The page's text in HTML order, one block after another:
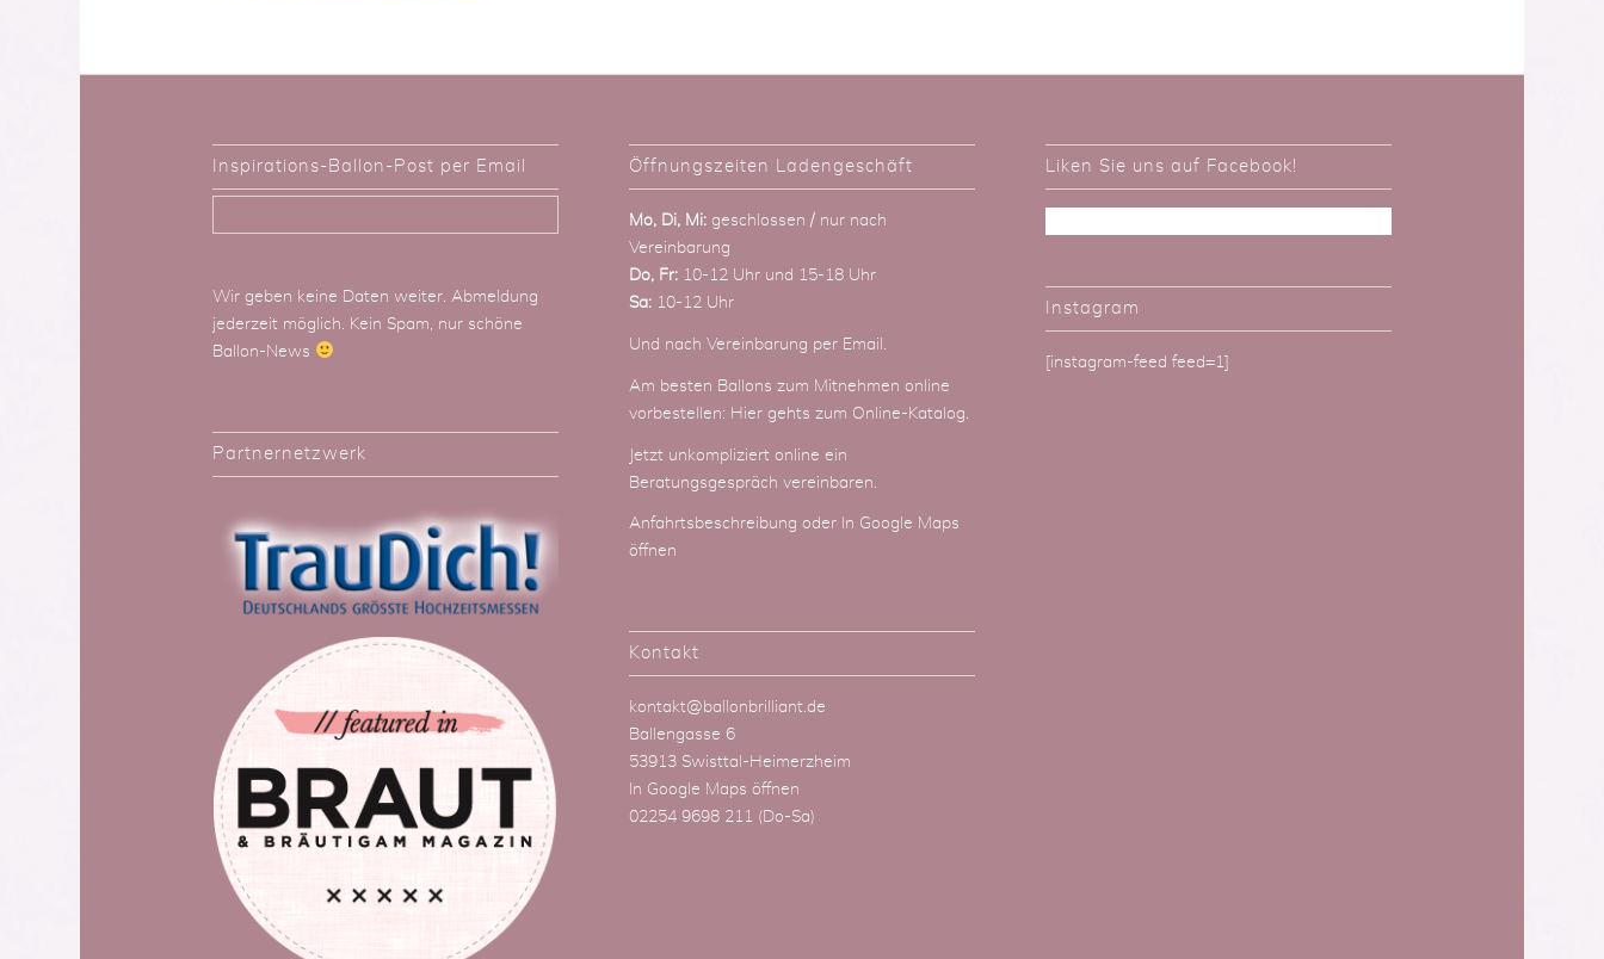
Inspirations-Ballon-Post per Email
Wir geben keine Daten weiter. Abmeldung
jederzeit möglich. Kein Spam, nur schöne
Ballon-News
Partnernetzwerk
Öffnungszeiten Ladengeschäft
Mo, Di, Mi:geschlossen / nur nach
Vereinbarung
Do, Fr:10-12 Uhr und 15-18 Uhr
Sa:10-12 Uhr
Und nach Vereinbarung per Email
Am besten Ballons zum Mitnehmen online
vorbestellen: Hier gehts zum Online-Katalog
Jetzt unkompliziert online ein
Beratungsgespräch vereinbaren.
Anfahrtsbeschreibung oder In Google Maps
öffnen
Kontakt
kontakt@ballonbrilliant.de
Ballengasse 6
53913 Swisttal-Heimerzheim
In Google Maps öffnen
02254 9698 211 (Do-Sa)
Liken Sie uns auf Facebook!
Instagram
[instagram-feed feed=1]